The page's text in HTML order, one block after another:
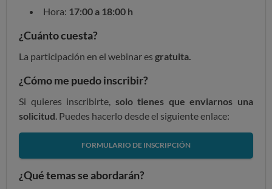
Hora: 17:00 a 18:00 h
¿Cuánto cuesta?
La participación en el webinar es gratuita.
¿Cómo me puedo inscribir?
Si quieres inscribirte, solo tienes que enviarnos una
solicitud . Puedes hacerlo desde el siguiente enlace:
FORMULARIO DE INSCRIPCIÓN
¿Qué temas se abordarán?